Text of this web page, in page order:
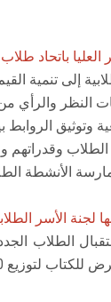
باتحاد
لجنة الأسر
الطلاب
جري - ألعاب ترفيهية - إقامة برتيشنز لنماذج المحاكاة لاتحاد طلاب الجامعة.